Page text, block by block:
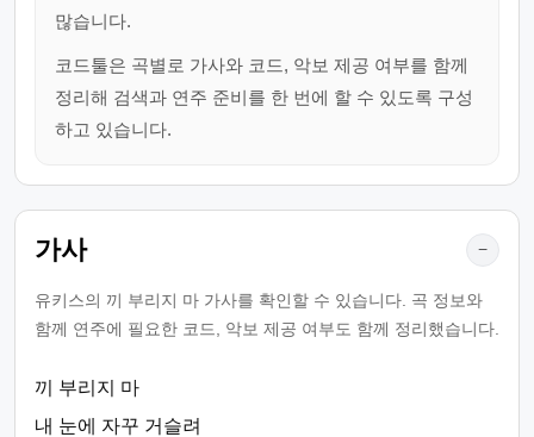
많습니다.
코드툴은 곡별로 가사와 코드, 악보 제공 여부를 함께
정리해 검색과 연주 준비를 한 번에 할 수 있도록 구성
하고 있습니다.
가사 −
유키스의 끼 부리지 마 가사를 확인할 수 있습니다. 곡 정보와
함께 연주에 필요한 코드, 악보 제공 여부도 함께 정리했습니다.
끼 부리지 마
내 눈에 자꾸 거슬려